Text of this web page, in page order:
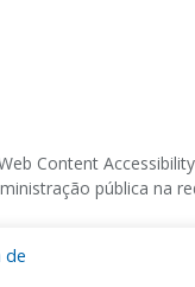
de
Content
pública na
operacional